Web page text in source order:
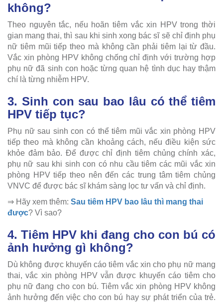
không?
Theo nguyên tắc, nếu hoãn tiêm vắc xin HPV trong thời
gian mang thai, thì sau khi sinh xong bác sĩ sẽ chỉ định phụ
nữ tiêm mũi tiếp theo mà không cần phải tiêm lại từ đầu.
Vắc xin phòng HPV không chống chỉ định với trường hợp
phụ nữ đã sinh con hoặc từng quan hệ tình dục hay thậm
chí là từng nhiễm HPV.
3. Sinh con sau bao lâu có thể tiêm
HPV tiếp tục?
Phụ nữ sau sinh con có thể tiêm mũi vắc xin phòng HPV
tiếp theo mà không cần khoảng cách, nếu điều kiện sức
khỏe đảm bảo. Để được chỉ định tiêm chủng chính xác,
phụ nữ sau khi sinh con có nhu cầu tiêm các mũi vắc xin
phòng HPV tiếp theo nên đến các trung tâm tiêm chủng
VNVC để được bác sĩ khám sàng lọc tư vấn và chỉ định.
⇒ Hãy xem thêm: Sau tiêm HPV bao lâu thì mang thai
được? Vì sao?
4. Tiêm HPV khi đang cho con bú có
ảnh hưởng gì không?
Dù không được khuyến cáo tiêm vắc xin cho phụ nữ mang
thai, vắc xin phòng HPV vẫn được khuyến cáo tiêm cho
phụ nữ đang cho con bú. Tiêm vắc xin phòng HPV không
ảnh hưởng đến việc cho con bú hay sự phát triển của trẻ.